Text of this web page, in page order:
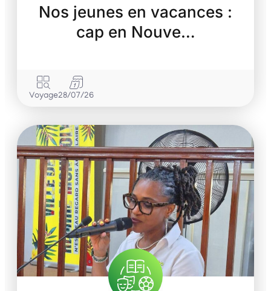
Nos jeunes en vacances :
cap en Nouve…
Voyage28/07/26